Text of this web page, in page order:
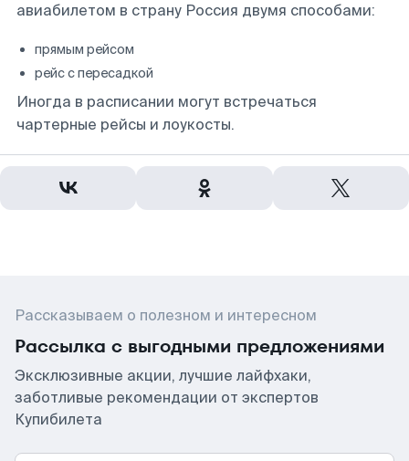
авиабилетом в страну Россия двумя способами:
прямым рейсом
рейс с пересадкой
Иногда в расписании могут встречаться
чартерные рейсы и лоукосты.
Рассказываем о полезном и интересном
Рассылка с выгодными предложениями
Эксклюзивные акции, лучшие лайфхаки,
заботливые рекомендации от экспертов
Купибилета